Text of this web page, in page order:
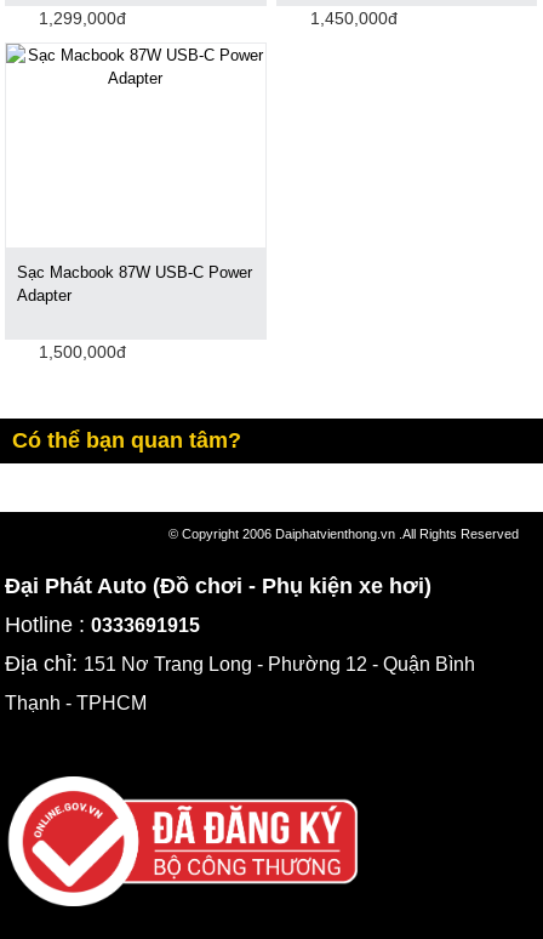
1,299,000đ 1,450,000đ
Sạc Macbook 87W USB-C Power
Adapter
1,500,000đ
Có thể bạn quan tâm?
© Copyright 2006 Daiphatvienthong.vn .All Rights Reserved
Đại Phát Auto (Đồ chơi - Phụ kiện xe hơi)
Hotline :0333691915
Địa chỉ: 151 Nơ Trang Long - Phường 12 - Quận Bình
Thạnh - TPHCM